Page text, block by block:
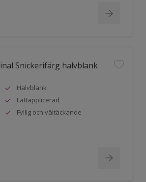
Snickerifärg halvblank
Halvblank
Lättapplicerad
Fyllig och vältäckande